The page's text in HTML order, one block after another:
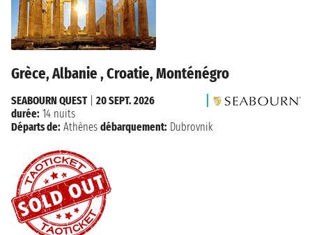
Grèce, Albanie , Croatie, Monténégro
SEABOURN QUEST| 20 SEPT. 2026
durée: 14 nuits
Départs de: Athènes débarquement: Dubrovnik